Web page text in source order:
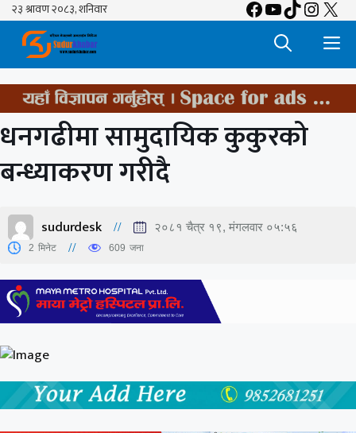
Skip
content
Facebook
YouTube
TikTok
X
धनगढीमा सामुदायिक कुकुरको
बन्ध्याकरण गरीदै
sudurdesk २०८१ चैत्र १९, मंगलवार ०५:५६
2 मिनेट 609 जना